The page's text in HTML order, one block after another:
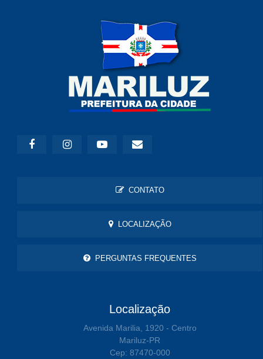
CONTATO
LOCALIZAÇÃO
PERGUNTAS FREQUENTES
Localização
Avenida Marilia, 1920 - Centro
Mariluz-PR
Cep: 87470-000